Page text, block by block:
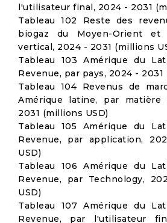
l'utilisateur final, 2024 - 2031
Tableau 102 Reste des
biogaz du Moyen-Orient et
vertical, 2024 - 2031 (millions
Tableau 103 Amérique du
Revenue, par pays, 2024 - 2031
Tableau 104 Revenus de
Amérique latine, par
2031 (millions USD)
Tableau 105 Amérique du
Revenue, par application,
USD)
Tableau 106 Amérique du
Revenue, par Technology,
USD)
Tableau 107 Amérique du
Revenue, par l'utilisateur